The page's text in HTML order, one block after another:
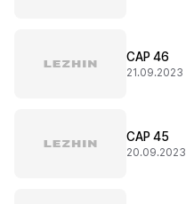
CAP 46
21.09.2023
CAP 45
20.09.2023